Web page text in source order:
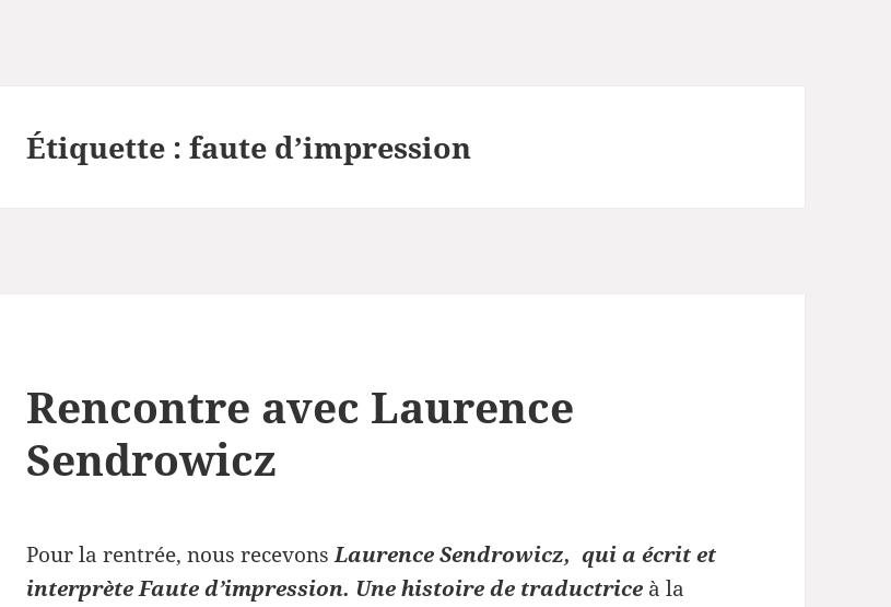
Étiquette :faute d’impression
Rencontre avec Laurence
Sendrowicz
Pour la rentrée, nous recevonsLaurence Sendrowicz, qui a écrit et
interprète Faute d’impression. Une histoire de traductrice à la